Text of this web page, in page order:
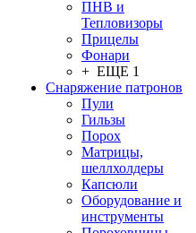
ПНВ и
Тепловизоры
Прицелы
Фонари
+ ЕЩЕ 1
Снаряжение патронов
Пули
Гильзы
Порох
Матрицы,
шеллхолдеры
Капсюли
Оборудование и
инструменты